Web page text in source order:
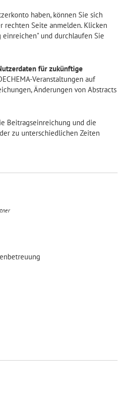
haben, können Sie sich
rechten Seite anmelden. Klicken
und durchlaufen Sie
für zukünftige
Veranstaltungen auf
Änderungen von Abstracts
Beitragseinreichung und die
zu unterschiedlichen Zeiten